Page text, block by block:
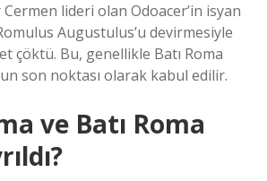
lideri olan Odoacer’in isyan
Augustulus’u devirmesiyle
çöktü. Bu, genellikle Batı Roma
son noktası olarak kabul edilir.
ve Batı Roma